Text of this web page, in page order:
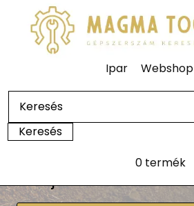
Ipar Webshop
0 termék